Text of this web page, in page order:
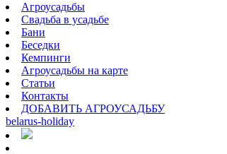
Агроусадьбы
Свадьба в усадьбе
Бани
Беседки
Кемпинги
Агроусадьбы на карте
Статьи
Контакты
ДОБАВИТЬ АГРОУСАДЬБУ
belarus-holiday